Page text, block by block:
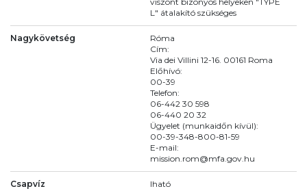
L" átalakító szükséges
Nagykövetség
Róma
Cím:
Via dei Villini 12-16. 00161 Roma
Előhívó:
00-39
Telefon:
06-442 30 598
06-440 20 32
Ügyelet (munkaidőn kívül):
00-39-348-800-81-59
E-mail:
mission.rom@mfa.gov.hu
Csapvíz Iható